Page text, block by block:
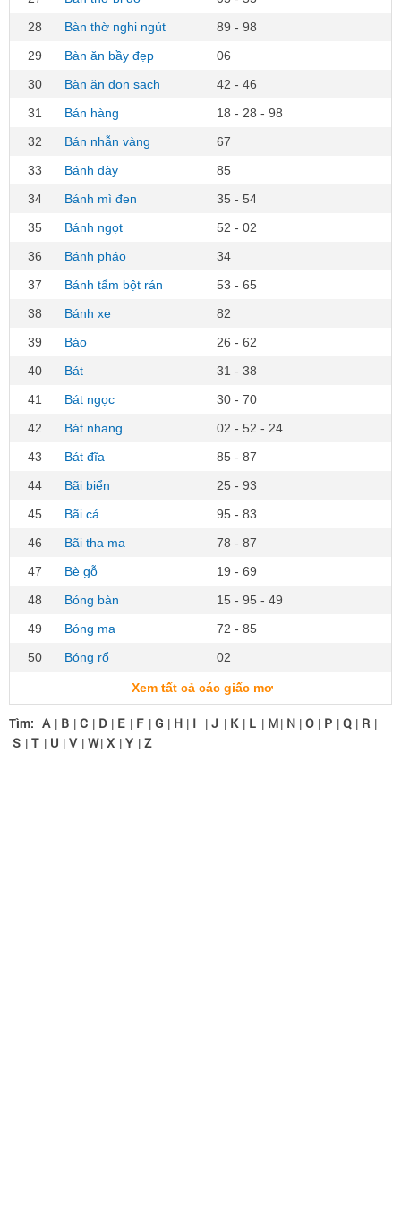
28
Bàn thờ nghi ngút
89 - 98
29
Bàn ăn bầy đẹp
06
30
Bàn ăn dọn sạch
42 - 46
31
Bán hàng
18 - 28 - 98
32
Bán nhẫn vàng
67
33
Bánh dày
85
34
Bánh mì đen
35 - 54
35
Bánh ngọt
52 - 02
36
Bánh pháo
34
37
Bánh tẩm bột rán
53 - 65
38
Bánh xe
82
39
Báo
26 - 62
40
Bát
31 - 38
41
Bát ngọc
30 - 70
42
Bát nhang
02 - 52 - 24
43
Bát đĩa
85 - 87
44
Bãi biển
25 - 93
45
Bãi cá
95 - 83
46
Bãi tha ma
78 - 87
47
Bè gỗ
19 - 69
48
Bóng bàn
15 - 95 - 49
49
Bóng ma
72 - 85
50
Bóng rổ 02
Xem tất cả các giấc mơ
Tìm: A | B | C | D | E | F | G | H | I | J | K | L | M| N | O | P | Q | R |
S | T | U | V | W| X | Y | Z